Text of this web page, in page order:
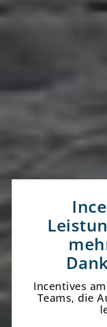
Incentives
Teams, die